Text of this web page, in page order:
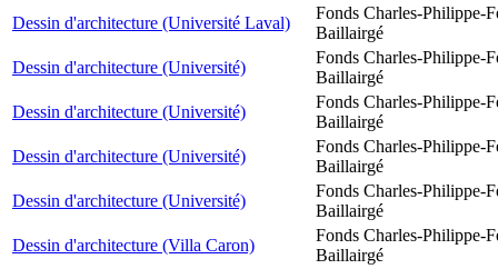
Dessin d'architecture (Université Laval)
Fonds Charles-Philippe-
Baillairgé
Dessin d'architecture (Université)
Fonds Charles-Philippe-
Baillairgé
Dessin d'architecture (Université)
Fonds Charles-Philippe-
Baillairgé
Dessin d'architecture (Université)
Fonds Charles-Philippe-
Baillairgé
Dessin d'architecture (Université)
Fonds Charles-Philippe-
Baillairgé
Dessin d'architecture (Villa Caron)
Fonds Charles-Philippe-
Baillairgé